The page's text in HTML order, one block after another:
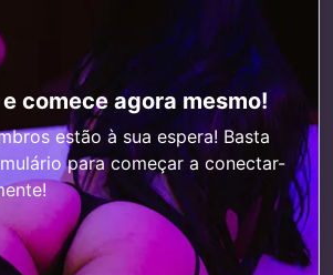
comece agora mesmo!
estão à sua espera! Basta
para começar a conectar-